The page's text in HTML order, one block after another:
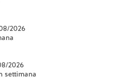
2026
2026
settimana